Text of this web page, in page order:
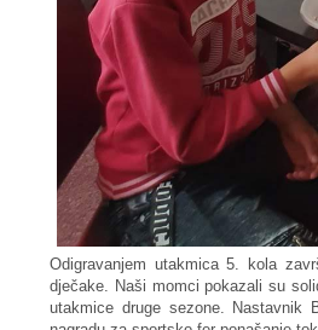
Odigravanjem utakmica 5. kola
dječake. Naši momci pokazali su
utakmice druge sezone. Nastavnik